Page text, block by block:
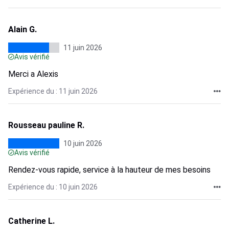
Alain G.
11 juin 2026
Avis vérifié
Merci a Alexis
Expérience du : 11 juin 2026
Rousseau pauline R.
10 juin 2026
Avis vérifié
Rendez-vous rapide, service à la hauteur de mes besoins
Expérience du : 10 juin 2026
Catherine L.